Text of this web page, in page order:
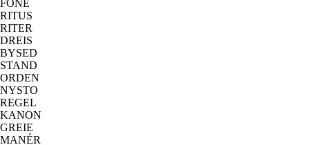
FONE
RITUS
RITER
DREIS
BYSED
STAND
ORDEN
NYSTO
REGEL
KANON
GREIE
MANÉR